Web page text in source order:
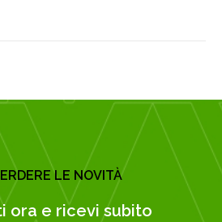
LE NOVITÀ
ora e ricevi subito